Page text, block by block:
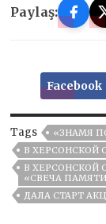
Paylaş:
Facebook
Tags «ЗНАМЯ
В ХЕРСОНСКОЙ
В ХЕРСОНСКОЙ
«СВЕЧА
ДАЛА СТАРТ